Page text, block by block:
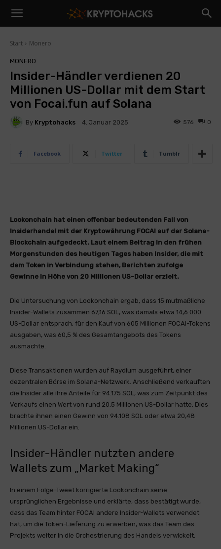
Start Monero
MONERO
Insider-Händler verdienen 20
Millionen US-Dollar mit dem Start
von Focai.fun auf Solana
By Kryptohacks 4. Januar 2025 0
576
Facebook Twitter Tumblr
Lookonchain hat einen offenbar bedeutenden Fall von
Insiderhandel mit der Kryptowährung FOCAI auf der Solana-
Blockchain aufgedeckt. Laut einem Beitrag in den frühen
Morgenstunden des heutigen Tages haben Insider, die mit
dem Token in Verbindung stehen, Berichten zufolge
Gewinne in Höhe von 20 Millionen US-Dollar erzielt.
Die Untersuchung von Lookonchain ergab, dass 15 mutmaßliche
Insider-Wallets zusammen 67,16 SOL, was damals etwa 14,6.000
US-Dollar entsprach, für den Kauf von 605 Millionen FOCAI-Tokens
ausgaben, was 60,5 % des Gesamtangebots des Tokens
ausmachte.
Diese Transaktionen wurden auf Raydium ausgeführt, einer
dezentralen Börse im Solana-Netzwerk. Anschließend verkauften
die Insider alle ihre Anteile für 94.175 SOL, was zum Zeitpunkt des
Verkaufs einen Wert von rund 20,5 Millionen US-Dollar hatte. Dies
brachte ihnen einen Gewinn von 94.108 SOL oder etwa 20,48
Millionen US-Dollar ein.
Insider-Händler nutzten andere
Wallets zum „Market Making“
In einem Folge-Tweet korrigierte Lookonchain seine
ursprünglichen Ergebnisse und erklärte, dass bestätigt wurde,
dass das Team hinter FOCAI andere Insider-Wallets verwendet
hat, um die Token-Lieferung zu erwerben, was das Team des
Projekts weiter in die Orchestrierung des Handels verwickelt.